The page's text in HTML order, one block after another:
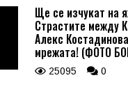
Ще се изчукат на
Страстите между
Алекс
мрежата! (ФОТО
25095 0